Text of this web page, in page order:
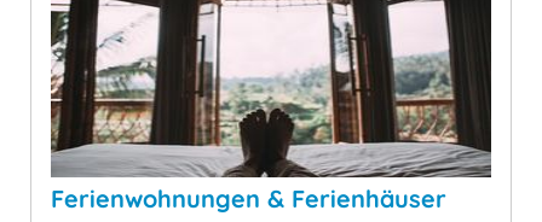
Ferienwohnungen & Ferienhäuser